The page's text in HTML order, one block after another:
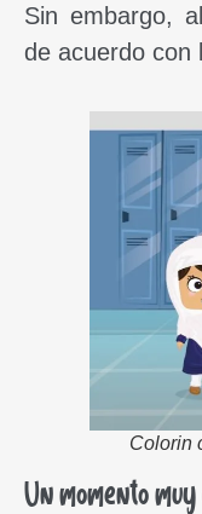
Sin embargo,
de acuerdo con
Colorin
Un momento